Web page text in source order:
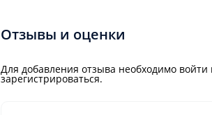
Отзывы и оценки
Для добавления отзыва необходимо
зарегистрироваться.